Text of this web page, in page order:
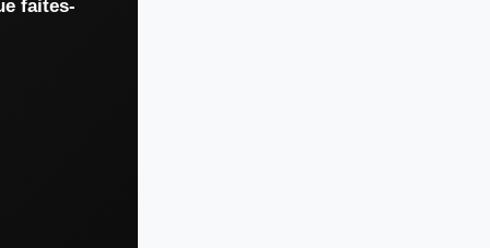
faites-